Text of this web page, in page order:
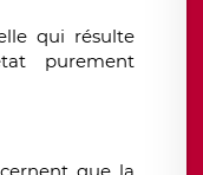
qui résulte
purement